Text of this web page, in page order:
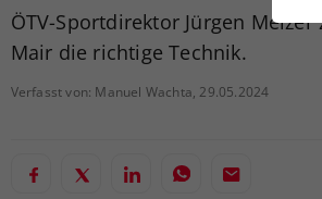
ÖTV-Sportdirektor Jürgen
Mair die richtige Technik.
Verfasst von: Manuel Wachta, 29.05.2024